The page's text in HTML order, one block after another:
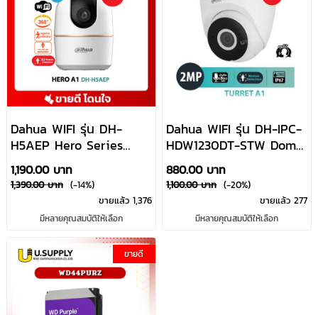
Dahua WIFI รุ่น DH-
H5AEP Hero Series
5MP-Indoor Fixed-focal
Wi-Fi Pan & Tilt
Network Camera
1,190.00 บาท
1,390.00 บาท (-14%)
ขายแล้ว 1,376
มีหลายคุณสมบัติให้เลือก
Dahua WIFI รุ่น DH-IPC-
HDW1230DT-STW Dome
2MP
880.00 บาท
1,100.00 บาท (-20%)
ขายแล้ว 277
มีหลายคุณสมบัติให้เลือก
ขายดี